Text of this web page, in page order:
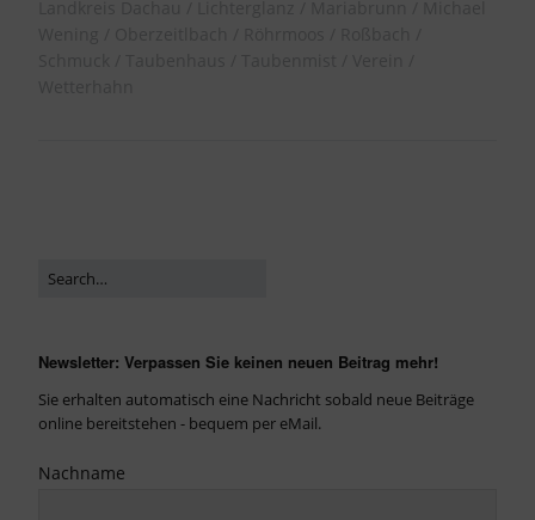
Newsletter: Verpassen Sie keinen neuen Beitrag mehr!
Sie erhalten automatisch eine Nachricht sobald neue Beiträge
online bereitstehen - bequem per eMail.
Nachname